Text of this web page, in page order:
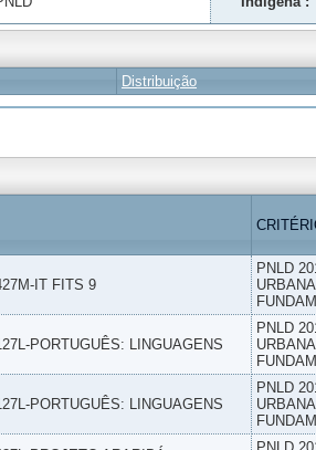
Distribuição
IT FITS 9
PNLD
PORTUGUÊS: LINGUAGENS
PNLD
PORTUGUÊS: LINGUAGENS
PNLD